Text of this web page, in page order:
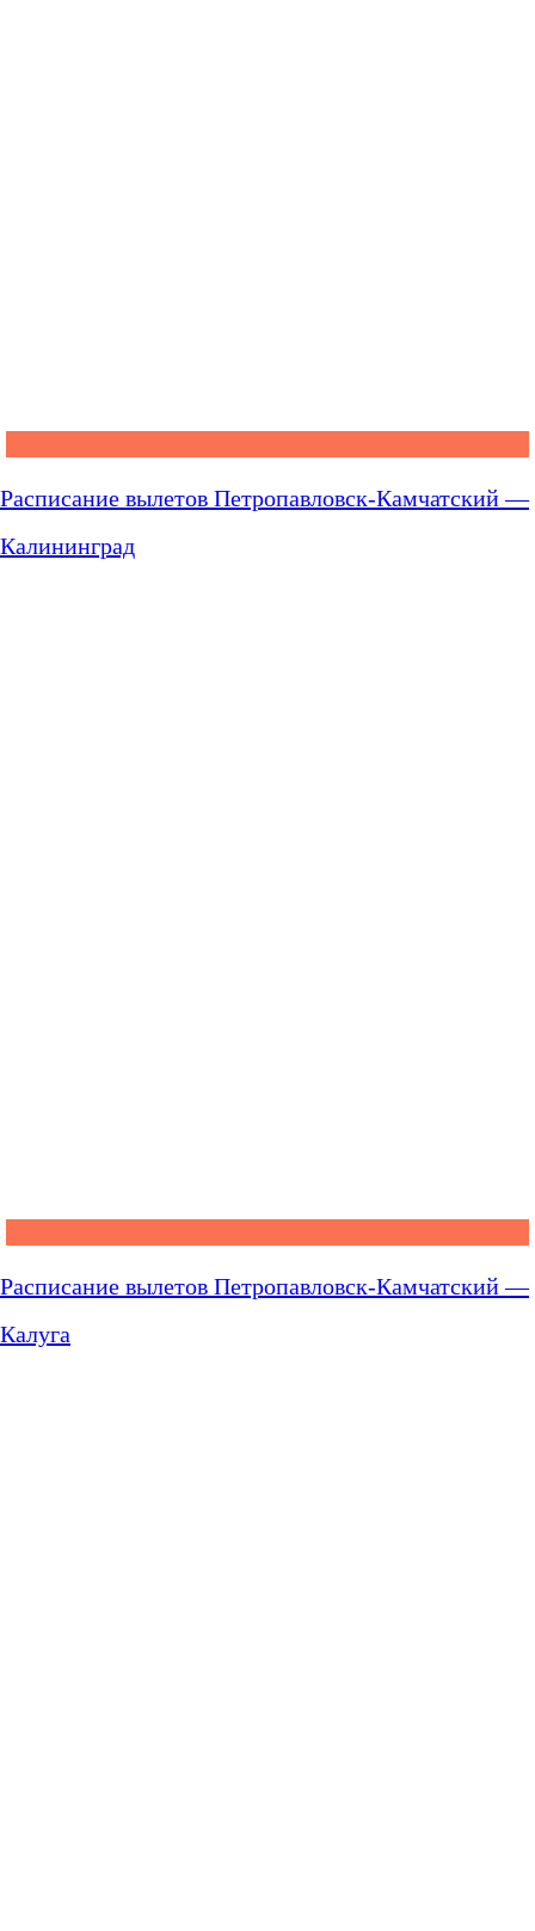
Расписание вылетов Петропавловск-Камчатский —
Калининград
Расписание вылетов Петропавловск-Камчатский —
Калуга